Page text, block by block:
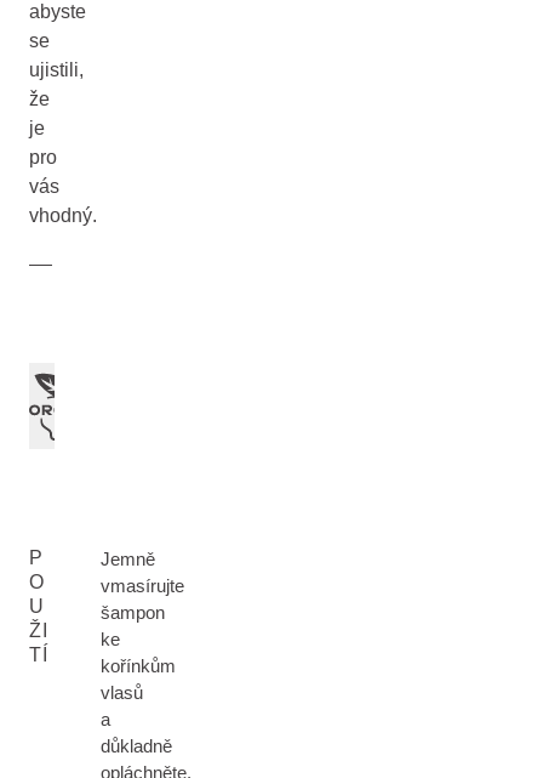
abyste
se
ujistili,
že
je
pro
vás
vhodný.
P
O
U
ŽI
TÍ
Jemně
vmasírujte
šampon
ke
kořínkům
vlasů
a
důkladně
opláchněte.